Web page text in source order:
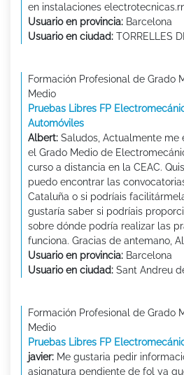
en instalaciones
Usuario en provincia: Barcelona
Usuario en ciudad: TORRELLES
Formación Profesional de Grado
Medio
Pruebas Libres FP
Automóviles
Albert: Saludos, Actualmente me
el Grado Medio de
curso a distancia en la CEAC.
puedo encontrar las
Cataluña o si podríais
gustaría saber si podríais
sobre dónde podría realizar las
funciona. Gracias de antemano,
Usuario en provincia: Barcelona
Usuario en ciudad: Sant Andreu
Formación Profesional de Grado
Medio
Pruebas Libres FP
javier: Me gustaria pedir
asignatura pendiente de fol ya